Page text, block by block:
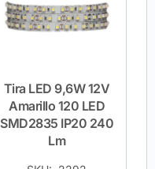
Tira LED 9,6W 12V
Amarillo 120 LED
SMD2835 IP20 240
Lm